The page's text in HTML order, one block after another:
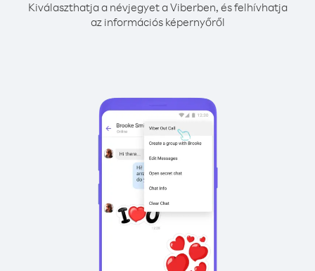
Kiválaszthatja a névjegyet a Viberben, és felhívhatja
az információs képernyőről